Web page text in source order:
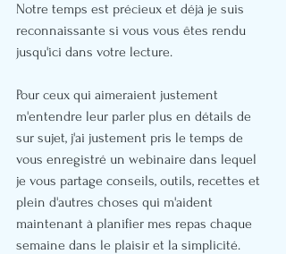
Notre temps est précieux et déjà je suis
reconnaissante si vous vous êtes rendu
jusqu'ici dans votre lecture.
Pour ceux qui aimeraient justement
m'entendre leur parler plus en détails de
sur sujet, j'ai justement pris le temps de
vous enregistré un webinaire dans lequel
je vous partage conseils, outils, recettes et
plein d'autres choses qui m'aident
maintenant à planifier mes repas chaque
semaine dans le plaisir et la simplicité.